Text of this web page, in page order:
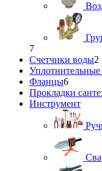
7
Счетчики воды2
Фланцы6
Прокладки
Инструмент